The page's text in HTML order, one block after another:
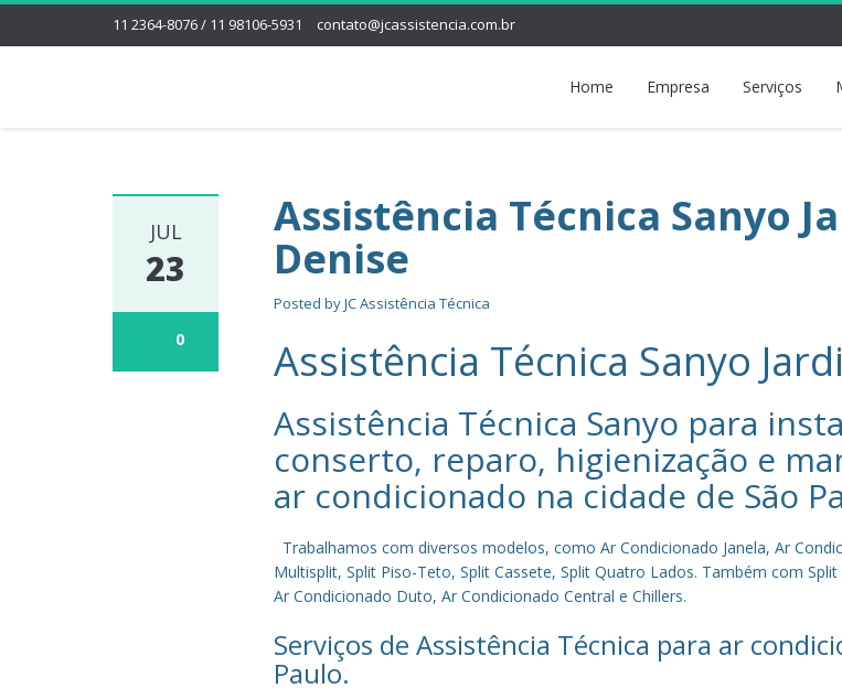
11 2364-8076 / 11 98106-5931 contato@jcassistencia.com.br
Home Empresa Serviços
JUL
23
0
Assistência Técnica Sanyo
Denise
Posted byJC Assistência Técnica
Assistência Técnica Sanyo
Assistência Técnica Sanyo‎ para
conserto, reparo, higienização e
ar condicionado na cidade de São
Trabalhamos com diversos modelos, como Ar Condicionado Janela, Ar
Multisplit, Split Piso-Teto, Split Cassete, Split Quatro Lados. Também com
Ar Condicionado Duto, Ar Condicionado Central e Chillers.
Serviços de Assistência Técnica para ar
Paulo.